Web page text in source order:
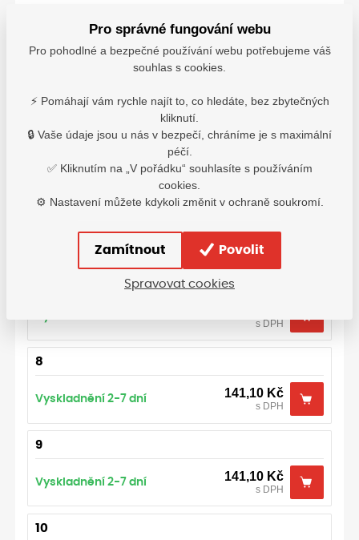
Velikostní tabulka: Ansell
Varianty
s DPH
8
Vyskladnění 2-7 dní 141,10 Kč
s DPH
9
Vyskladnění 2-7 dní 141,10 Kč
s DPH
10
Pro správné fungování webu
Pro pohodlné a bezpečné používání webu potřebujeme váš
souhlas s cookies.
⚡ Pomáhají vám rychle najít to, co hledáte, bez zbytečných
kliknutí.
🔒 Vaše údaje jsou u nás v bezpečí, chráníme je s maximální
péčí.
✅ Kliknutím na „V pořádku“ souhlasíte s používáním
cookies.
⚙️ Nastavení můžete kdykoli změnit v ochraně soukromí.
Zamítnout Povolit
Spravovat cookies